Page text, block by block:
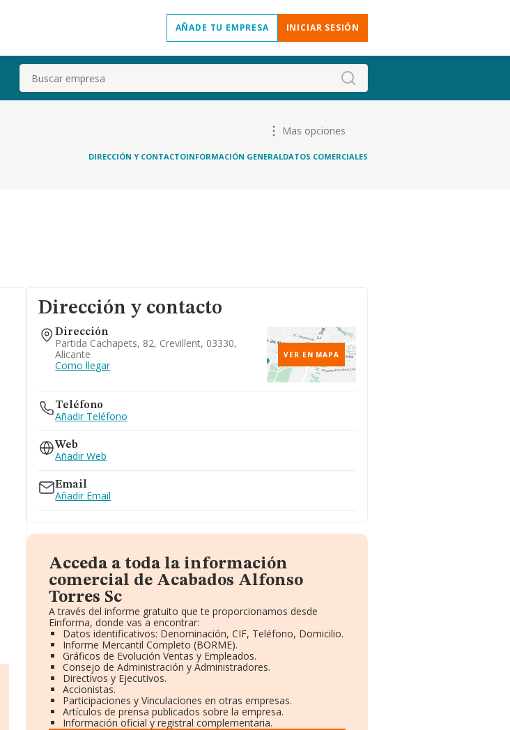
AÑADE TU EMPRESA INICIAR SESIÓN
Buscar
Mas opciones
DIRECCIÓN Y CONTACTOINFORMACIÓN GENERALDATOS COMERCIALES
Dirección y contacto
Dirección
Partida Cachapets, 82, Crevillent, 03330,
Alicante
Como llegar
VER EN MAPA
Teléfono
Añadir Teléfono
Web
Añadir Web
Email
Añadir Email
Acceda a toda la información
comercial de Acabados Alfonso
Torres Sc
A través del informe gratuito que te proporcionamos desde
Einforma, donde vas a encontrar:
Datos identificativos: Denominación, CIF, Teléfono, Domicilio.
Informe Mercantil Completo (BORME).
Gráficos de Evolución Ventas y Empleados.
Consejo de Administración y Administradores.
Directivos y Ejecutivos.
Accionistas.
Participaciones y Vinculaciones en otras empresas.
Artículos de prensa publicados sobre la empresa.
Información oficial y registral complementaria.